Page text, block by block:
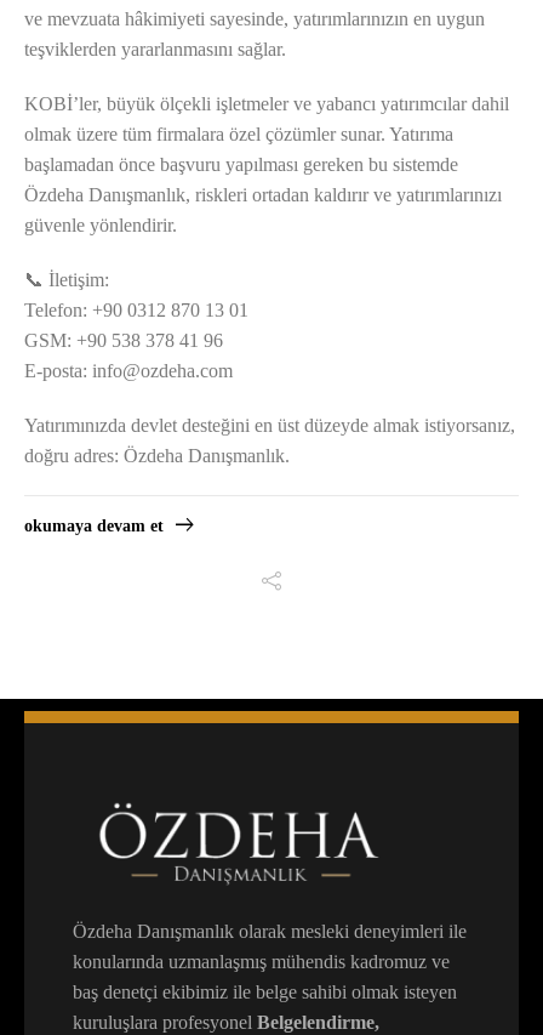
ve mevzuata hâkimiyeti sayesinde, yatırımlarınızın en uygun
teşviklerden yararlanmasını sağlar.
KOBİ’ler, büyük ölçekli işletmeler ve yabancı yatırımcılar dahil
olmak üzere tüm firmalara özel çözümler sunar. Yatırıma
başlamadan önce başvuru yapılması gereken bu sistemde
Özdeha Danışmanlık, riskleri ortadan kaldırır ve yatırımlarınızı
güvenle yönlendirir.
📞 İletişim:
Telefon: +90 0312 870 13 01
GSM: +90 538 378 41 96
E-posta: info@ozdeha.com
Yatırımınızda devlet desteğini en üst düzeyde almak istiyorsanız,
doğru adres: Özdeha Danışmanlık.
okumaya devam et
Özdeha Danışmanlık olarak mesleki deneyimleri ile
konularında uzmanlaşmış mühendis kadromuz ve
baş denetçi ekibimiz ile belge sahibi olmak isteyen
kuruluşlara profesyonel Belgelendirme,